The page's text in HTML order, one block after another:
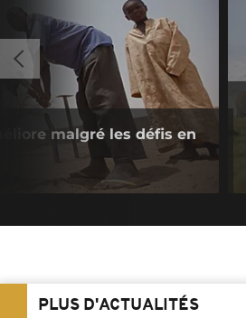
malgré les défis en
PLUS D'ACTUALITÉS